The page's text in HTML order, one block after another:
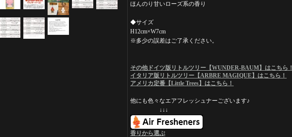
ほんのり甘いローズ系の香り
◆サイズ
H12cm×W7cm
※多少の誤差はご了承ください。
その他ドイツ版リトルツリー【WUNDER-BAUM】はこちら！
イタリア版リトルツリー【ARBRE MAGIQUE】はこちら！
アメリカ定番【Little Trees】はこちら！
他にも色々なエアフレッシュナーございます♪
↓↓↓
香りから選ぶ